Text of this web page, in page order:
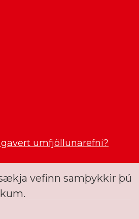
umfjöllunarefni?
vefinn samþykkir þú